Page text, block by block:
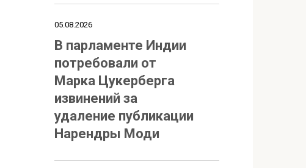
05.08.2026
В парламенте Индии
потребовали от
Марка Цукерберга
извинений за
удаление публикации
Нарендры Моди